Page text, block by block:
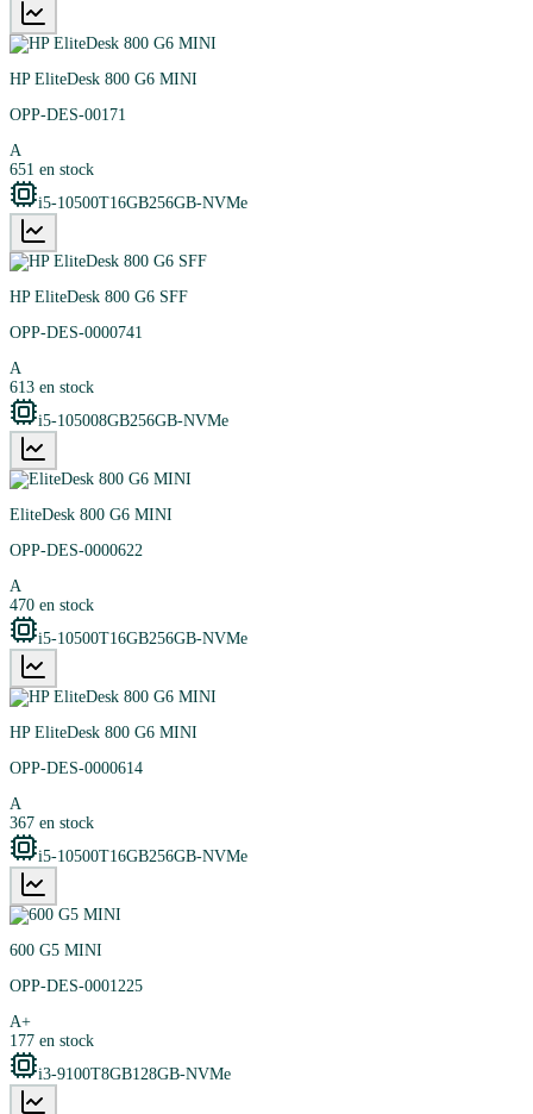
HP EliteDesk 800 G6 MINI
OPP-DES-00171
A
651 en stock
i5-10500T16GB256GB-NVMe
HP EliteDesk 800 G6 SFF
OPP-DES-0000741
A
613 en stock
i5-105008GB256GB-NVMe
EliteDesk 800 G6 MINI
OPP-DES-0000622
A
470 en stock
i5-10500T16GB256GB-NVMe
HP EliteDesk 800 G6 MINI
OPP-DES-0000614
A
367 en stock
i5-10500T16GB256GB-NVMe
600 G5 MINI
OPP-DES-0001225
A+
177 en stock
i3-9100T8GB128GB-NVMe